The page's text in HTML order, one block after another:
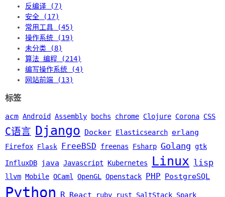
反编译 (7)
安全 (17)
常用工具 (45)
操作系统 (19)
未分类 (8)
算法 编程 (214)
编写操作系统 (4)
网站前端 (13)
标签
acm Android Assembly bochs chrome Clojure Corona CSS
C语言 Django Docker Elasticsearch erlang
Firefox Flask FreeBSD freenas Fsharp Golang gtk
InfluxDB java Javascript Kubernetes Linux lisp
llvm Mobile OCaml OpenGL Openstack PHP PostgreSQL
Python R React ruby rust SaltStack Spark